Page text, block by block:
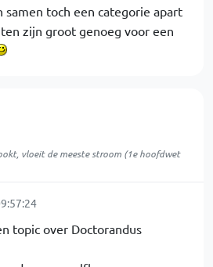
samen toch een categorie apart
zijn groot genoeg voor een
vloeit de meeste stroom (1e hoofdwet
topic over Doctorandus